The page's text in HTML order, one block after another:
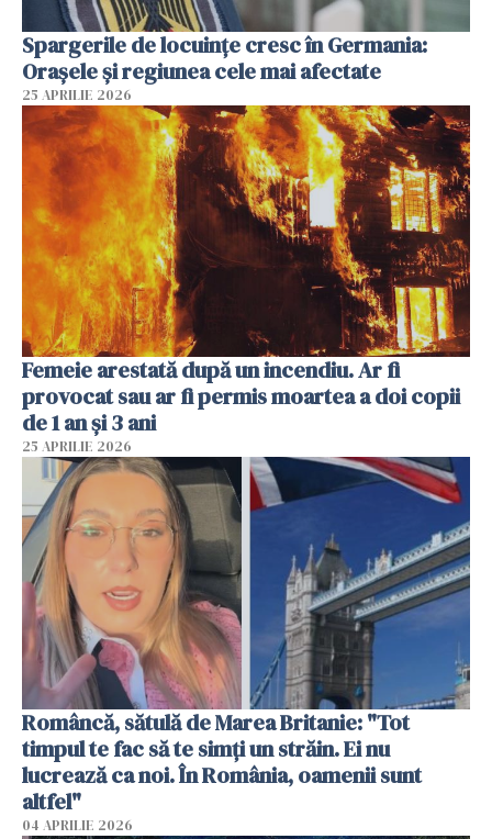
Spargerile de locuințe cresc în Germania:
Orașele și regiunea cele mai afectate
25 APRILIE 2026
Femeie arestată după un incendiu. Ar fi
provocat sau ar fi permis moartea a doi copii
de 1 an și 3 ani
25 APRILIE 2026
Româncă, sătulă de Marea Britanie: "Tot
timpul te fac să te simți un străin. Ei nu
lucrează ca noi. În România, oamenii sunt
altfel"
04 APRILIE 2026